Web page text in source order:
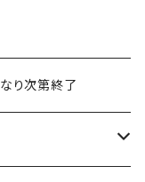
なり次第終了